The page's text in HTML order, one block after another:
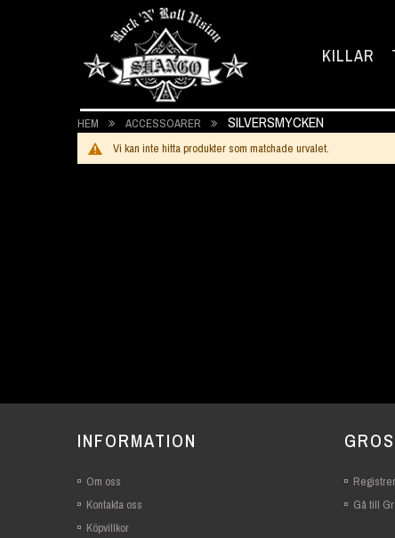
KILLAR
HEM ACCESSOARER SILVERSMYCKEN
Vi kan inte hitta produkter som matchade urvalet.
INFORMATION
Om oss
Kontakta oss
Köpvillkor
Gå till